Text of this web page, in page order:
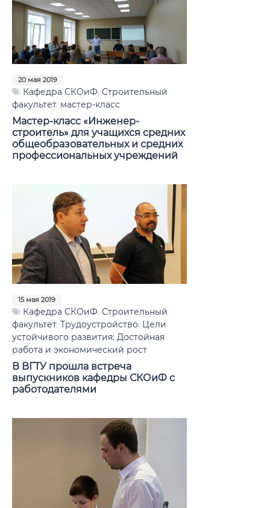
20 мая 2019
Кафедра СКОиФ, Строительный
факультет, мастер-класс
Мастер-класс «Инженер-
строитель» для учащихся средних
общеобразовательных и средних
профессиональных учреждений
15 мая 2019
Кафедра СКОиФ, Строительный
факультет, Трудоустройство, Цели
устойчивого развития: Достойная
работа и экономический рост
В ВГТУ прошла встреча
выпускников кафедры СКОиФ с
работодателями